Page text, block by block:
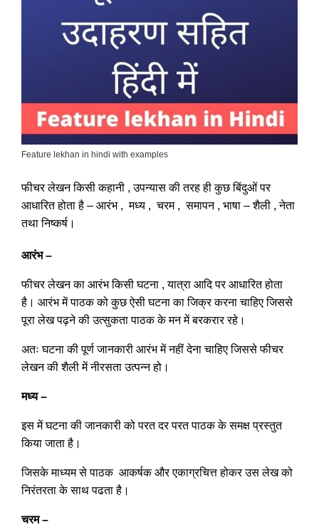
Feature lekhan in hindi with examples
फीचर लेखन किसी कहानी , उपन्यास की तरह ही कुछ बिंदुओं पर
आधारित होता है – आरंभ , मध्य , चरम , समापन , भाषा – शैली , नेता
तथा निष्कर्ष।
आरंभ –
फीचर लेखन का आरंभ किसी घटना , यात्रा आदि पर आधारित होता
है। आरंभ में पाठक को कुछ ऐसी घटना का जिक्र करना चाहिए जिससे
पूरा लेख पढ़ने की उत्सुकता पाठक के मन में बरकरार रहे।
अतः घटना की पूर्ण जानकारी आरंभ में नहीं देना चाहिए जिससे फीचर
लेखन की शैली में नीरसता उत्पन्न हो।
मध्य –
इस में घटना की जानकारी को परत दर परत पाठक के समक्ष प्रस्तुत
किया जाता है।
जिसके माध्यम से पाठक आकर्षक और एकाग्रचित्त होकर उस लेख को
निरंतरता के साथ पढता है।
चरम –